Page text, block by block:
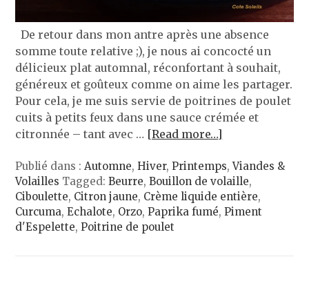
De retour dans mon antre après une absence
somme toute relative ;), je nous ai concocté un
délicieux plat automnal, réconfortant à souhait,
généreux et goûteux comme on aime les partager.
Pour cela, je me suis servie de poitrines de poulet
cuits à petits feux dans une sauce crémée et
citronnée – tant avec … [Read more…]
Publié dans :Automne,Hiver,Printemps,Viandes &
Volailles Tagged:Beurre,Bouillon de volaille,
Ciboulette, Citron jaune, Crème liquide entière,
Curcuma,Echalote, Orzo,Paprika fumé,Piment
d'Espelette,Poitrine de poulet